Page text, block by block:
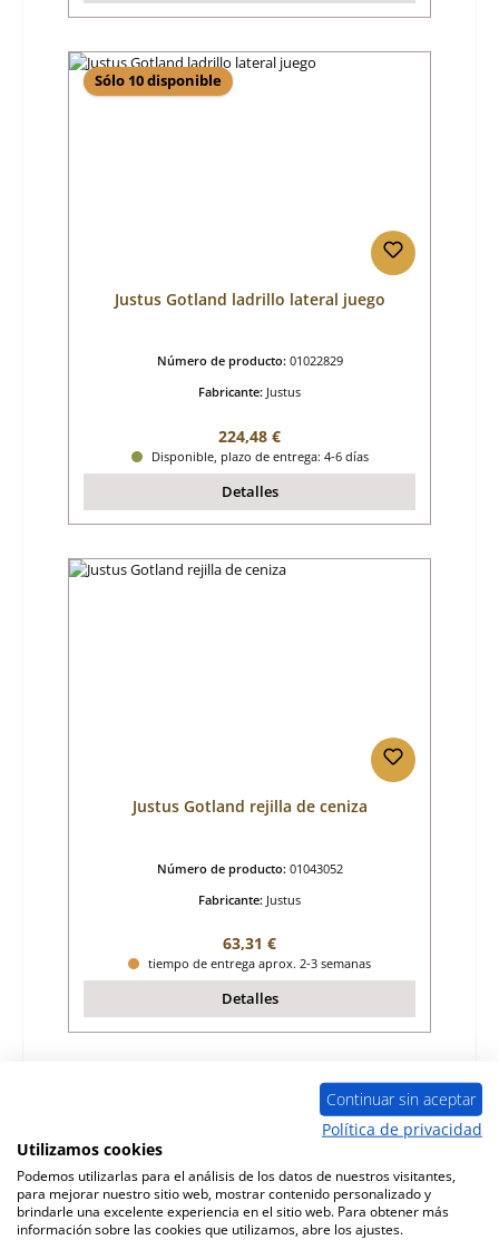
Sólo 10 disponible
Justus Gotland ladrillo lateral juego
Número de producto: 01022829
Fabricante: Justus
Precio normal:
224,48 €
Disponible, plazo de entrega: 4-6 días
Detalles
Justus Gotland rejilla de ceniza
Número de producto: 01043052
Fabricante: Justus
Precio normal:
63,31 €
tiempo de entrega aprox. 2-3 semanas
Detalles
Continuar sin aceptar
Política de privacidad
Utilizamos cookies
Podemos utilizarlas para el análisis de los datos de nuestros visitantes,
para mejorar nuestro sitio web, mostrar contenido personalizado y
brindarle una excelente experiencia en el sitio web. Para obtener más
información sobre las cookies que utilizamos, abre los ajustes.